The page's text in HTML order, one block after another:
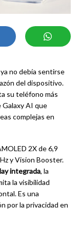
no debía sentirse
del dispositivo.
su teléfono más
AI que
complejas en
2X de 6,9
y Vision Booster.
integrada, la
la visibilidad
Es una
por la privacidad en